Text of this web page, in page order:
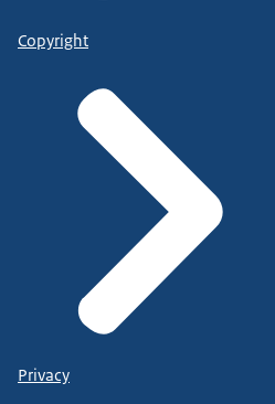
Copyright
Privacy